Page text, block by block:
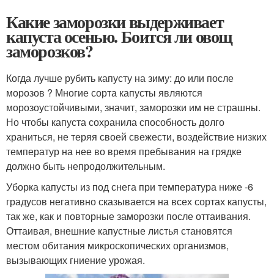
Какие заморозки выдерживает
капуста осенью. Боится ли овощ
заморозков?
Когда лучше рубить капусту на зиму: до или после
морозов ? Многие сорта капусты являются
морозоустойчивыми, значит, заморозки им не страшны.
Но чтобы капуста сохранила способность долго
храниться, не теряя своей свежести, воздействие низких
температур на нее во время пребывания на грядке
должно быть непродолжительным.
Уборка капусты из под снега при температура ниже -6
градусов негативно сказывается на всех сортах капусты,
так же, как и повторные заморозки после оттаивания.
Оттаивая, внешние капустные листья становятся
местом обитания микроскопических организмов,
вызывающих гниение урожая.